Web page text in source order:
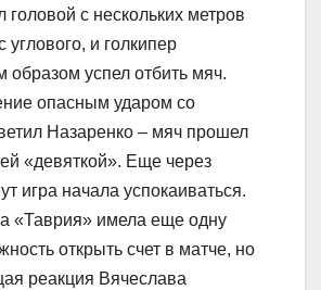
головой с нескольких метров
углового, и голкипер
успел отбить мяч.
опасным ударом со
Назаренко – мяч прошел
«девяткой». Еще через
игра начала успокаиваться.
«Таврия» имела еще одну
открыть счет в матче, но
реакция Вячеслава